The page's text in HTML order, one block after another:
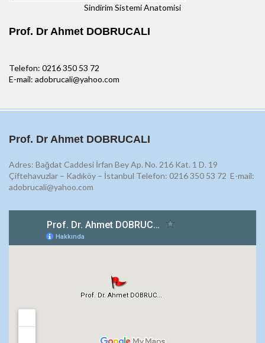
Sindirim Sistemi Anatomisi
Prof. Dr Ahmet DOBRUCALI
Telefon: 0216 350 53 72
E-mail: adobrucali@yahoo.com
Prof. Dr Ahmet DOBRUCALI
Adres: Bağdat Caddesi İrfan Bey Ap. No. 216 Kat. 1 D. 19
Çiftehavuzlar – Kadıköy – İstanbul Telefon: 0216 350 53 72 E-mail:
adobrucali@yahoo.com